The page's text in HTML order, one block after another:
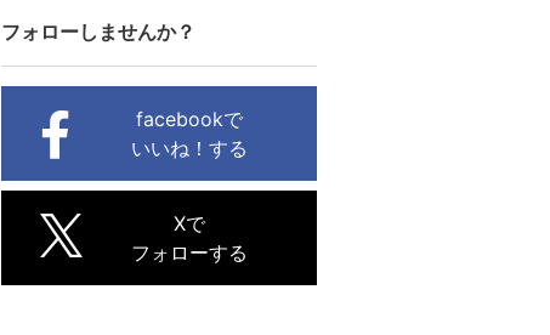
フォローしませんか？
facebookで
いいね！する
Xで
フォローする